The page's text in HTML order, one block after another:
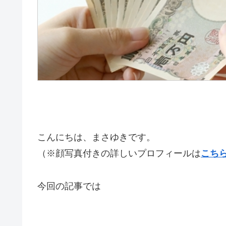
こんにちは、まさゆきです。
（※顔写真付きの詳しいプロフィールはこち
今回の記事では